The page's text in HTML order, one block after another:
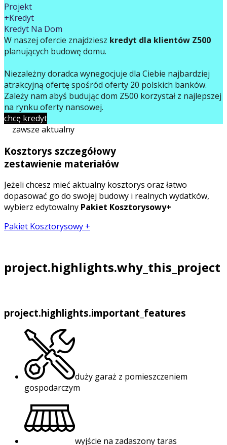
Projekt
+Kredyt
Kredyt Na Dom
W naszej ofercie znajdziesz kredyt dla klientów Z500
planujących budowę domu.
Niezależny doradca wynegocjuje dla Ciebie najbardziej
atrakcyjną ofertę spośród oferty 20 polskich banków.
Zależy nam abyś budując dom Z500 korzystał z najlepszej
na rynku oferty finansowej.
chcę kredyt
zawsze aktualny
Kosztorys szczegółowy
zestawienie materiałów
Jeżeli chcesz mieć aktualny kosztorys oraz łatwo
dopasować go do swojej budowy i realnych wydatków,
wybierz edytowalny Pakiet Kosztorysowy+
Pakiet Kosztorysowy +
project.highlights.why_this_project
project.highlights.important_features
duży garaż z pomieszczeniem
gospodarczym
wyjście na zadaszony taras